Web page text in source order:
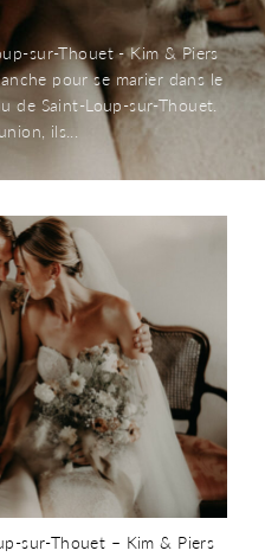
sur-Thouet - Kim & Piers
pour se marier dans le
de Saint-Loup-sur-Thouet.
ils...
sur-Thouet – Kim & Piers